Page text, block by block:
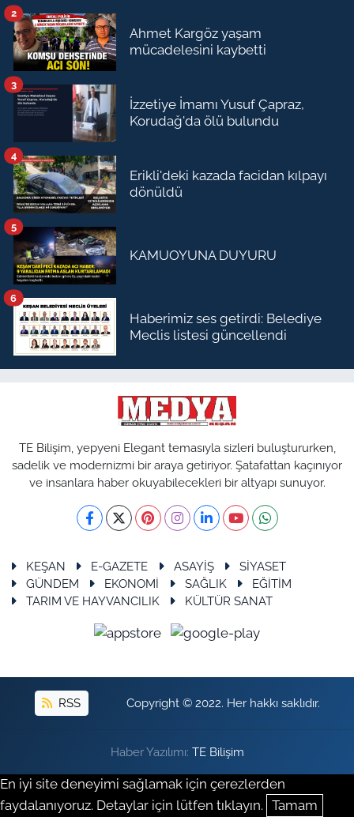
Ahmet Kargöz yaşam
mücadelesini kaybetti
2
İzzetiye İmamı Yusuf Çapraz,
Korudağ'da ölü bulundu
3
Erikli'deki kazada facidan kılpayı
dönüldü
4
KAMUOYUNA DUYURU
5
Haberimiz ses getirdi: Belediye
Meclis listesi güncellendi
6
TE Bilişim, yepyeni Elegant temasıyla sizleri buluştururken,
sadelik ve modernizmi bir araya getiriyor. Şatafattan kaçınıyor
ve insanlara haber okuyabilecekleri bir altyapı sunuyor.
KEŞAN E-GAZETE ASAYİŞ
SİYASET
GÜNDEM
EKONOMİ SAĞLIK
EĞİTİM
TARIM VE HAYVANCILIK
KÜLTÜR SANAT
RSS Copyright © 2022. Her hakkı saklıdır.
Haber Yazılımı: TE Bilişim
En iyi site deneyimi sağlamak için çerezlerden
faydalanıyoruz. Detaylar için lütfen tıklayın. Tamam